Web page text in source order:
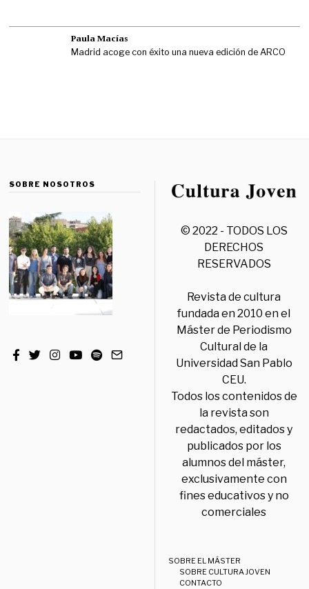
Paula Macías
Madrid acoge con éxito una nueva edición de ARCO
SOBRE NOSOTROS
© 2022 - TODOS LOS
DERECHOS
RESERVADOS
Revista de cultura
fundada en 2010 en el
Máster de Periodismo
Cultural de la
Universidad San Pablo
CEU.
Todos los contenidos de
la revista son
redactados, editados y
publicados por los
alumnos del máster,
exclusivamente con
fines educativos y no
comerciales
SOBRE EL MÁSTER
SOBRE CULTURA JOVEN
CONTACTO